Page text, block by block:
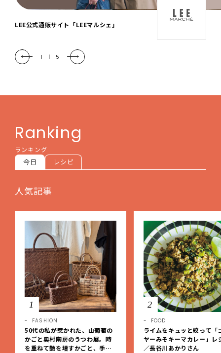
「LEE DAYS」本物志向にときめく。大人カ
2 | 5
Ranking
ランキング
今日 レシピ
人気記事
1
FASHION
50代の私が惹かれた、山葡萄の
かごと奥村陶房のうつわ展。時
を重ねて艶を増すかごと、手仕
2
FOOD
ライムをキュッと絞って「
ヤーみそキーマカレー」レ
／長谷川あかりさん